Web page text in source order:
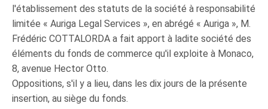
l'établissement des statuts de la société à responsabilité
limitée « Auriga Legal Services », en abrégé « Auriga », M.
Frédéric COTTALORDA a fait apport à ladite société des
éléments du fonds de commerce qu'il exploite à Monaco,
8, avenue Hector Otto.
Oppositions, s'il y a lieu, dans les dix jours de la présente
insertion, au siège du fonds.